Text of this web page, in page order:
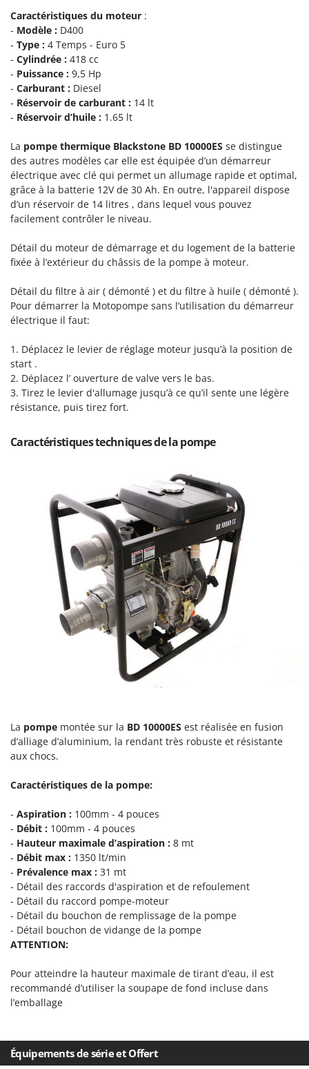
Scies de jardin télescopiques
Sécateurs électriques à batterie
Sécateurs et Échenilloirs manuels
Sécateurs pneumatiques
Semoirs et Épandeurs d'engrais
Souffleurs aspirateurs pour Feuilles
Soufreuses - Poudreuses à dos
Soufreuses - Poudreuses pour tracteur
T
Taille-haies à bras pour tracteur
Tondeuses à Gazon
Tondeuses autoportées
Trancheuses
Trancheuses de sol
Transpalettes
Treuils de débardage
Tronçonneuses
Vibroculteurs à tracteur
Intex
Italyco
ITM
J JOLLY ITALIA
K
Karcher
Kasco
Kemper
Keter
Komo
L
Laica
Lampacrescia - MGM
Lavor
Linea VZ
Lotusgrill
Macom
Macte Ovens
Makita
MAMMAMIA
Marcato
Marina Systems
Master
Michelin
Mille
Mockmill
More than chef
MOSA
MOVA
Mowox
MTD
N
New O.M.R.A.
Ninja
Novatec
NuAir
NuovaFac
Caractéristiques du moteur :
- Modèle : D400
- Type : 4 Temps - Euro 5
- Cylindrée : 418 cc
- Puissance : 9,5 Hp
- Carburant : Diesel
- Réservoir de carburant : 14 lt
- Réservoir d’huile : 1.65 lt
La pompe thermique Blackstone BD 10000ES se distingue
des autres modèles car elle est équipée d’un démarreur
électrique avec clé qui permet un allumage rapide et optimal,
grâce à la batterie 12V de 30 Ah. En outre, l'appareil dispose
d’un réservoir de 14 litres , dans lequel vous pouvez
facilement contrôler le niveau.
Détail du moteur de démarrage et du logement de la batterie
fixée à l’extérieur du châssis de la pompe à moteur.
Détail du filtre à air ( démonté ) et du filtre à huile ( démonté ).
Pour démarrer la Motopompe sans l’utilisation du démarreur
électrique il faut:
1. Déplacez le levier de réglage moteur jusqu’à la position de
start .
2. Déplacez l’ ouverture de valve vers le bas.
3. Tirez le levier d'allumage jusqu’à ce qu’il sente une légère
résistance, puis tirez fort.
Caractéristiques techniques de la pompe
La pompe montée sur la BD 10000ES est réalisée en fusion
d’alliage d’aluminium, la rendant très robuste et résistante
aux chocs.
Caractéristiques de la pompe:
- Aspiration : 100mm - 4 pouces
- Débit : 100mm - 4 pouces
- Hauteur maximale d’aspiration : 8 mt
- Débit max : 1350 lt/min
- Prévalence max : 31 mt
- Détail des raccords d'aspiration et de refoulement
- Détail du raccord pompe-moteur
- Détail du bouchon de remplissage de la pompe
- Détail bouchon de vidange de la pompe
ATTENTION:
Pour atteindre la hauteur maximale de tirant d’eau, il est
recommandé d’utiliser la soupape de fond incluse dans
l’emballage
Équipements de série et Offert